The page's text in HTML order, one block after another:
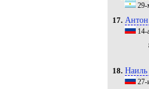
29-
17. Антон
14-
18. Наиль
27-